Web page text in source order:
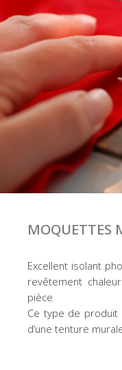
MOQUETTES
Excellent isolant
revêtement
pièce.
Ce type de produit
d’une tenture